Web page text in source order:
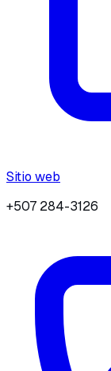
Sitio web
+507 284-3126